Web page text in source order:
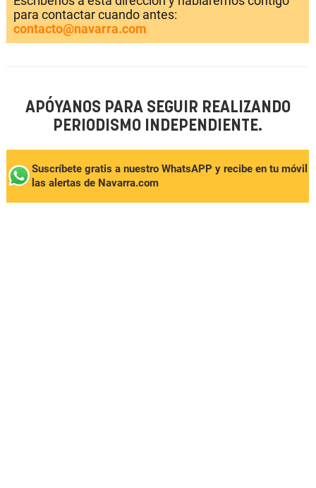
para contactar cuando antes:
contacto@navarra.com
APÓYANOS PARA SEGUIR REALIZANDO
PERIODISMO INDEPENDIENTE.
Suscríbete gratis a nuestro WhatsAPP y recibe en tu móvil
las alertas de Navarra.com